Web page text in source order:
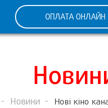
ОПЛАТА ОНЛАЙН
Новини Нові кіно